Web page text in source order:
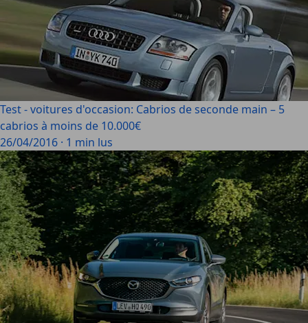
Test - voitures d'occasion: Cabrios de seconde main – 5
cabrios à moins de 10.000€
26/04/2016 · 1 min lus